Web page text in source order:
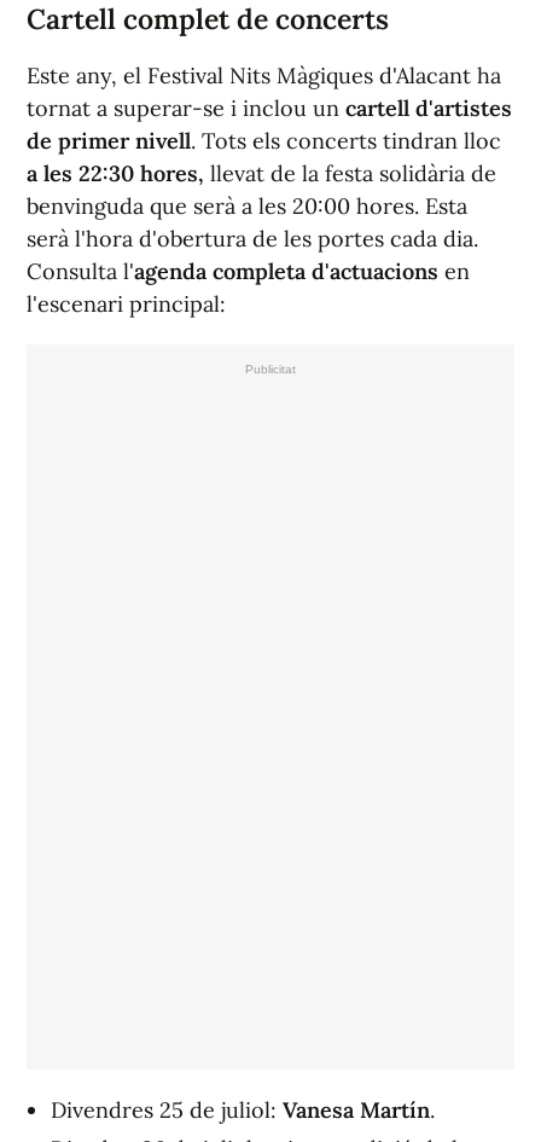
Cartell complet de concerts
Este any, el Festival Nits Màgiques d'Alacant ha
tornat a superar-se i inclou un cartell d'artistes
de primer nivell. Tots els concerts tindran lloc
a les 22:30 hores, llevat de la festa solidària de
benvinguda que serà a les 20:00 hores. Esta
serà l'hora d'obertura de les portes cada dia.
Consulta l'agenda completa d'actuacions en
l'escenari principal:
Divendres 25 de juliol: Vanesa Martín.